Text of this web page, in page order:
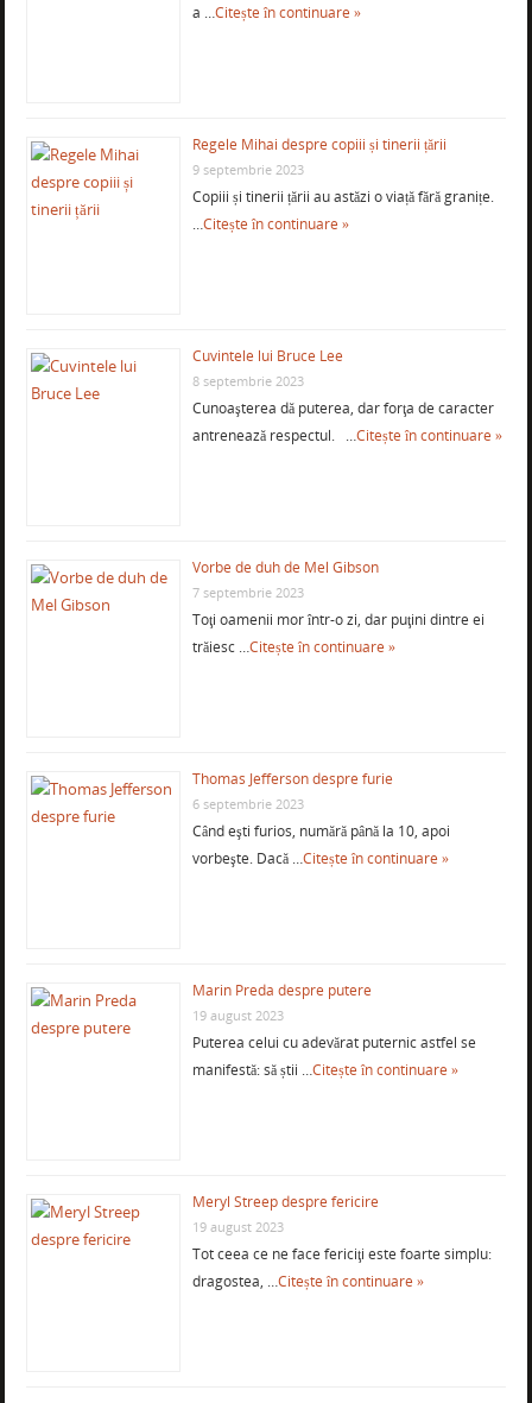
a …Citește în continuare »
Regele Mihai despre copiii și tinerii țării
9 septembrie 2023
Copiii și tinerii țării au astăzi o viață fără granițe.
…Citește în continuare »
Cuvintele lui Bruce Lee
8 septembrie 2023
Cunoaşterea dă puterea, dar forţa de caracter
antrenează respectul. …Citește în continuare »
Vorbe de duh de Mel Gibson
7 septembrie 2023
Toţi oamenii mor într-o zi, dar puţini dintre ei
trăiesc …Citește în continuare »
Thomas Jefferson despre furie
6 septembrie 2023
Când eşti furios, numără până la 10, apoi
vorbeşte. Dacă …Citește în continuare »
Marin Preda despre putere
19 august 2023
Puterea celui cu adevărat puternic astfel se
manifestă: să știi …Citește în continuare »
Meryl Streep despre fericire
19 august 2023
Tot ceea ce ne face fericiţi este foarte simplu:
dragostea, …Citește în continuare »